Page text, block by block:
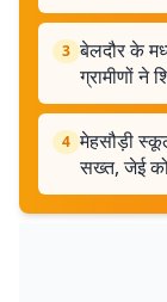
3 बेलदौर के
ग्रामीणों ने
4 मेहसौड़ी
सख्त, जेई